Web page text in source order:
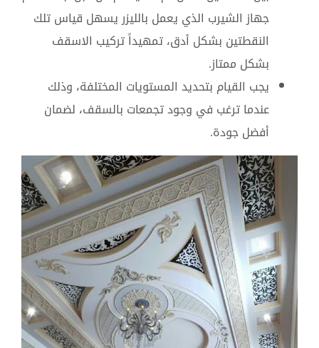
جهاز الشيرب الذي يعمل بالليزر يسهل قياس تلك
النقطتين بشكل أدق، تمهيداً تركيب الاسقف
بشكل ممتاز.
يجب القيام بتحديد المستويات المختلفة، وذلك
عندما ترغب في وجود تجمعات بالسقف، لضمان
أفضل جودة.